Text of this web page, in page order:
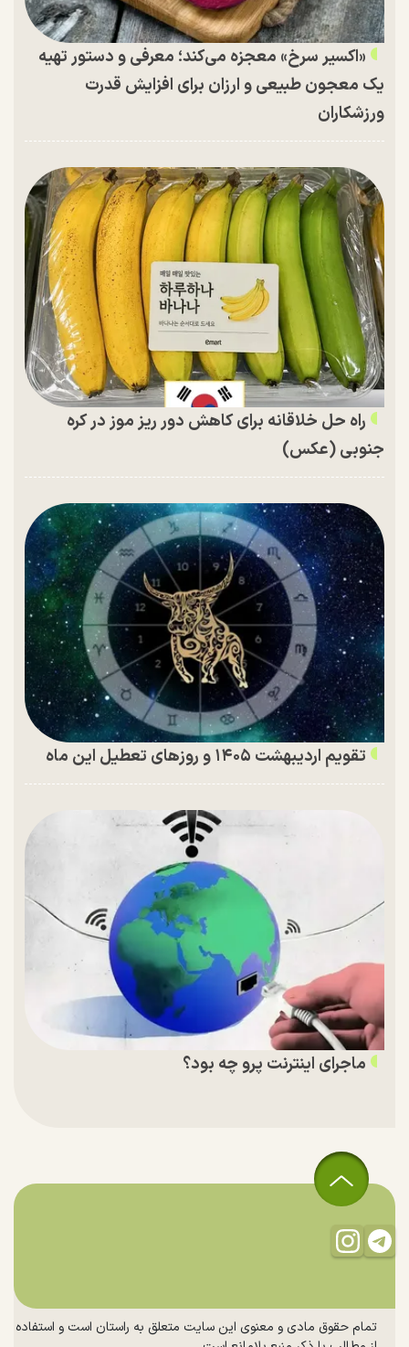
«اکسیر سرخ» معجزه می‌کند؛ معرفی و دستور تهیه
یک معجون طبیعی و ارزان برای افزایش قدرت
ورزشکاران
راه حل خلاقانه برای کاهش دور ریز موز در کره
جنوبی (عکس)
تقویم اردیبهشت ۱۴۰۵ و روز‌های تعطیل این ماه
ماجرای اینترنت پرو چه بود؟
تمام حقوق مادی و معنوی این سایت متعلق به راستان است و استفاده